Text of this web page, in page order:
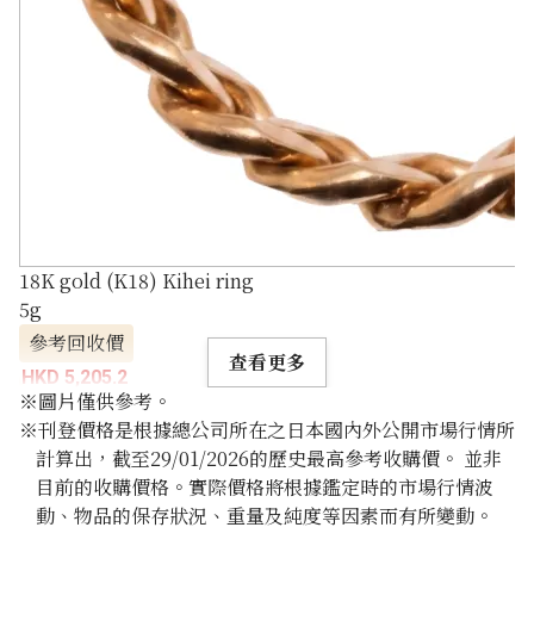
18K gold (K18) Kihei ring
5g
參考回收價
HKD 5,205.2
查看更多
※圖片僅供參考。
※刊登價格是根據總公司所在之日本國內外公開市場行情所
計算出，截至29/01/2026的歷史最高參考收購價。 並非
目前的收購價格。實際價格將根據鑑定時的市場行情波
動、物品的保存狀況、重量及純度等因素而有所變動。